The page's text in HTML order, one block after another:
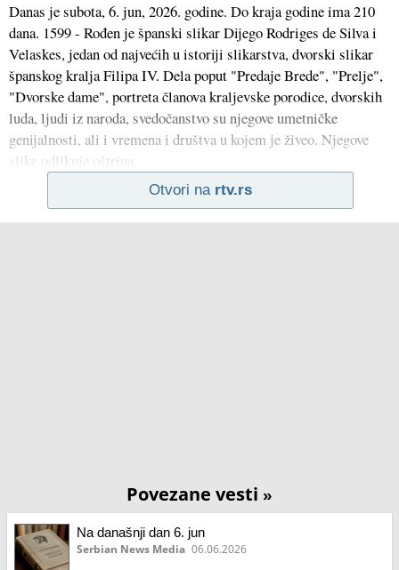
Danas je subota, 6. jun, 2026. godine. Do kraja godine ima 210
dana. 1599 - Rođen je španski slikar Dijego Rodriges de Silva i
Velaskes, jedan od najvećih u istoriji slikarstva, dvorski slikar
španskog kralja Filipa IV. Dela poput "Predaje Brede", "Prelje",
"Dvorske dame", portreta članova kraljevske porodice, dvorskih
luda, ljudi iz naroda, svedočanstvo su njegove umetničke
genijalnosti, ali i vremena i društva u kojem je živeo. Njegove
slike odlikuje oštrina
Otvori na rtv.rs
Povezane vesti »
Na današnji dan 6. jun
Serbian News Media 06.06.2026